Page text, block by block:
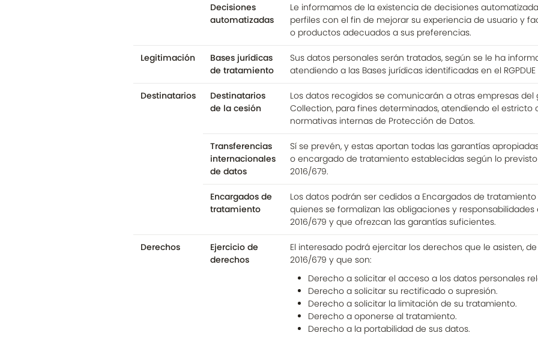
Decisiones
automatizadas
Le informamos de la existencia de decisiones
perfiles con el fin de mejorar su experiencia de usuario y
o productos adecuados a sus preferencias.
Legitimación
Bases jurídicas
de tratamiento
Sus datos personales serán tratados, según se le ha
atendiendo a las Bases jurídicas identificadas en el RGPDUE
Destinatarios
Destinatarios
de la cesión
Los datos recogidos se comunicarán a otras empresas del
Collection, para fines determinados, atendiendo el estricto
normativas internas de Protección de Datos.
Transferencias
internacionales
de datos
Sí se prevén, y estas aportan todas las garantías
o encargado de tratamiento establecidas según lo previsto
2016/679.
Encargados de
tratamiento
Los datos podrán ser cedidos a Encargados de
quienes se formalizan las obligaciones y responsabilidades
2016/679 y que ofrezcan las garantías suficientes.
Derechos
Ejercicio de
derechos
El interesado podrá ejercitar los derechos que le asisten, de
2016/679 y que son:
Derecho a solicitar el acceso a los datos personales
Derecho a solicitar su rectificado o supresión.
Derecho a solicitar la limitación de su tratamiento.
Derecho a oponerse al tratamiento.
Derecho a la portabilidad de sus datos.